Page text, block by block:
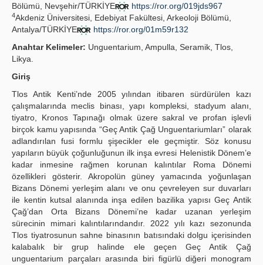
Bölümü, Nevşehir/TÜRKİYE
https://ror.org/019jds967
4Akdeniz Üniversitesi, Edebiyat Fakültesi, Arkeoloji Bölümü,
Antalya/TÜRKİYE
https://ror.org/01m59r132
Anahtar Kelimeler: Unguentarium, Ampulla, Seramik, Tlos,
Likya.
Giriş
Tlos Antik Kenti’nde 2005 yılından itibaren sürdürülen kazı
çalışmalarında meclis binası, yapı kompleksi, stadyum alanı,
tiyatro, Kronos Tapınağı olmak üzere sakral ve profan işlevli
birçok kamu yapısında “Geç Antik Çağ Unguentariumları” olarak
adlandırılan fusi formlu şişecikler ele geçmiştir. Söz konusu
yapıların büyük çoğunluğunun ilk inşa evresi Helenistik Dönem’e
kadar inmesine rağmen korunan kalıntılar Roma Dönemi
özellikleri gösterir. Akropolün güney yamacında yoğunlaşan
Bizans Dönemi yerleşim alanı ve onu çevreleyen sur duvarları
ile kentin kutsal alanında inşa edilen bazilika yapısı Geç Antik
Çağ’dan Orta Bizans Dönemi’ne kadar uzanan yerleşim
sürecinin mimari kalıntılarındandır. 2022 yılı kazı sezonunda
Tlos tiyatrosunun sahne binasının batısındaki dolgu içerisinden
kalabalık bir grup halinde ele geçen Geç Antik Çağ
unguentarium parçaları arasında biri figürlü diğeri monogram